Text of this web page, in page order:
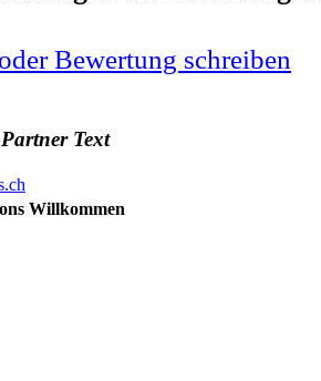
Bewertung schreiben
Partner Text
Willkommen